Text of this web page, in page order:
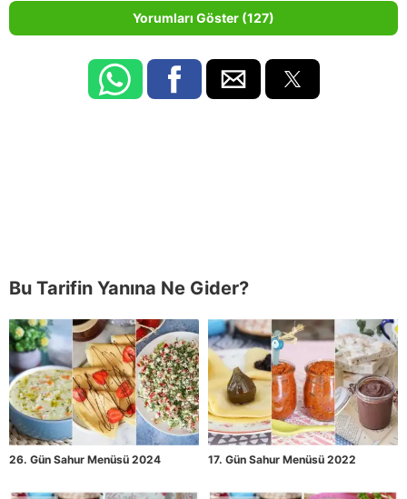
Yorumları Göster (127)
Bu Tarifin Yanına Ne Gider?
26. Gün Sahur Menüsü 2024 17. Gün Sahur Menüsü 2022